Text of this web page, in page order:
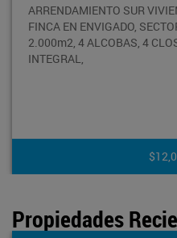
CASA
CON
SE
SECTOR
Propiedades